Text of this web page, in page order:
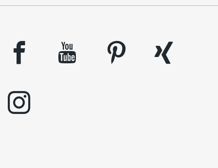
facebook youtube pinterest
xing
instagram